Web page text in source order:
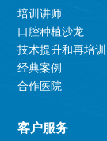
培训讲师
口腔种植沙龙
技术提升和再培训
经典案例
合作医院
客户服务